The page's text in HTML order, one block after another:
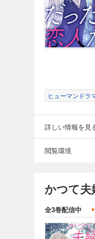
ヒューマンドラ
詳しい情報を見
閲覧環境
かつて
全3巻配信中